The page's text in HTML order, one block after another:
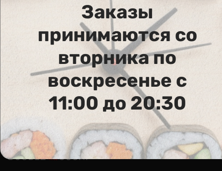
623. Острый соус 30 гр.
0,60€ В корзину
Аллергены :
Заказы
принимаются со
вторника по
воскресенье с
11:00 до 20:30